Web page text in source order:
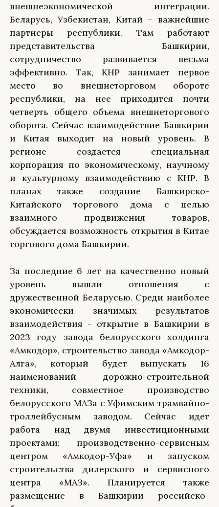
внешнеэкономической интеграции.
Беларусь, Узбекистан, Китай – важнейшие
партнеры республики. Там работают
представительства Башкирии,
сотрудничество развивается весьма
эффективно. Так, КНР занимает первое
место во внешнеторговом обороте
республики, на нее приходится почти
четверть общего объема внешнеторгового
оборота. Сейчас взаимодействие Башкирии
и Китая выходит на новый уровень. В
регионе создается специальная
корпорация по экономическому, научному
и культурному взаимодействию с КНР. В
планах также создание Башкирско-
Китайского торгового дома с целью
взаимного продвижения товаров,
обсуждается возможность открытия в Китае
торгового дома Башкирии.
За последние 6 лет на качественно новый
уровень вышли отношения с
дружественной Беларусью. Среди наиболее
экономически значимых результатов
взаимодействия - открытие в Башкирии в
2023 году завода белорусского холдинга
«Амкодор», строительство завода «Амкодор-
Алга», который будет выпускать 16
наименований дорожно-строительной
техники, совместное производство
белорусского МАЗа с Уфимским трамвайно-
троллейбусным заводом. Сейчас идет
работа над двумя инвестиционными
проектами: производственно-сервисным
центром «Амкодор-Уфа» и запуском
строительства дилерского и сервисного
центра «МАЗ». Планируется также
размещение в Башкирии российско-